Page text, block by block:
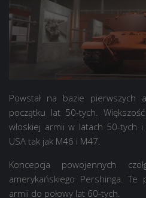
Powstał na bazie pierwszych
początku lat 50-tych.
włoskiej armii w latach 50-tych
USA tak jak M46 i M47.
Koncepcja powojennych
amerykańskiego Pershinga. Te
armii do połowy lat 60-tych.